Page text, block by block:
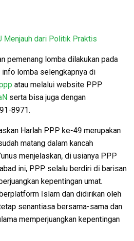
Menjauh dari Politik Praktis
pemenang lomba dilakukan pada
info lomba selengkapnya di
atau melalui website PPP
serta bisa juga dengan
8971.
Harlah PPP ke-49 merupakan
matang dalam kancah
menjelaskan, di usianya PPP
ini, PPP selalu berdiri di barisan
kepentingan umat.
Islam dan didirikan oleh
senantiasa bersama-sama dan
memperjuangkan kepentingan